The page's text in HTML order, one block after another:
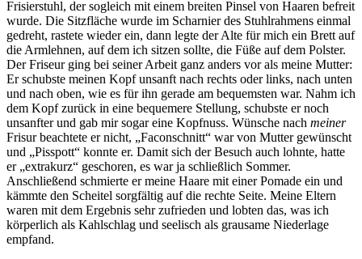
Frisierstuhl, der sogleich mit einem breiten Pinsel von Haaren befreit
wurde. Die Sitzfläche wurde im Scharnier des Stuhlrahmens einmal
gedreht, rastete wieder ein, dann legte der Alte für mich ein Brett auf
die Armlehnen, auf dem ich sitzen sollte, die Füße auf dem Polster.
Der Friseur ging bei seiner Arbeit ganz anders vor als meine Mutter:
Er schubste meinen Kopf unsanft nach rechts oder links, nach unten
und nach oben, wie es für ihn gerade am bequemsten war. Nahm ich
dem Kopf zurück in eine bequemere Stellung, schubste er noch
unsanfter und gab mir sogar eine Kopfnuss. Wünsche nach meiner
Frisur beachtete er nicht,
Faconschnitt
war von Mutter gewünscht
und
Pisspott
konnte er. Damit sich der Besuch auch lohnte, hatte
er extrakurz
geschoren, es war ja schließlich Sommer.
Anschließend schmierte er meine Haare mit einer Pomade ein und
kämmte den Scheitel sorgfältig auf die rechte Seite. Meine Eltern
waren mit dem Ergebnis sehr zufrieden und lobten das, was ich
körperlich als Kahlschlag und seelisch als grausame Niederlage
empfand.